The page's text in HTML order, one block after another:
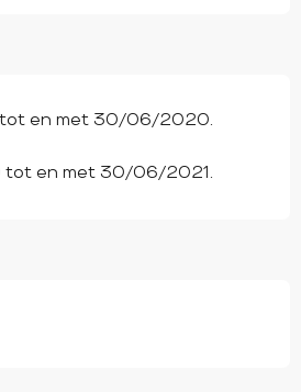
en met 30/06/2020.
en met 30/06/2021.